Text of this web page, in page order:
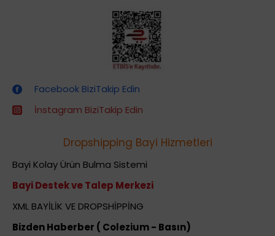
Facebook BiziTakip Edin
İnstagram BiziTakip Edin
Dropshipping Bayi Hizmetleri
Bayi Kolay Ürün Bulma Sistemi
Bayi Destek ve Talep Merkezi
XML BAYİLİK VE DROPSHİPPİNG
Bizden Haberber ( Colezium - Basın)